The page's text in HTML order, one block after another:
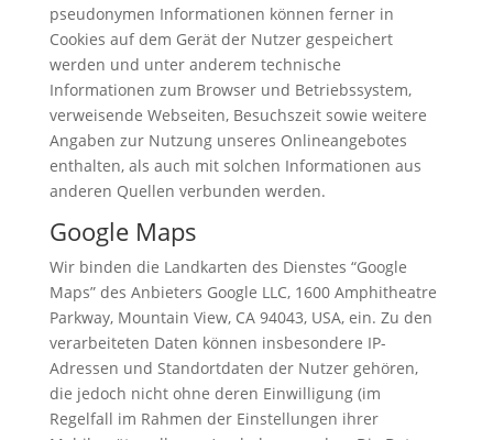
pseudonymen Informationen können ferner in
Cookies auf dem Gerät der Nutzer gespeichert
werden und unter anderem technische
Informationen zum Browser und Betriebssystem,
verweisende Webseiten, Besuchszeit sowie weitere
Angaben zur Nutzung unseres Onlineangebotes
enthalten, als auch mit solchen Informationen aus
anderen Quellen verbunden werden.
Google Maps
Wir binden die Landkarten des Dienstes “Google
Maps” des Anbieters Google LLC, 1600 Amphitheatre
Parkway, Mountain View, CA 94043, USA, ein. Zu den
verarbeiteten Daten können insbesondere IP-
Adressen und Standortdaten der Nutzer gehören,
die jedoch nicht ohne deren Einwilligung (im
Regelfall im Rahmen der Einstellungen ihrer